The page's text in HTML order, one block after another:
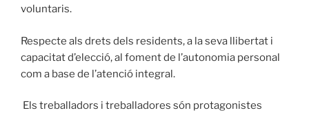
voluntaris.
Respecte als drets dels residents, a la seva llibertat i
capacitat d’elecció, al foment de l’autonomia personal
com a base de l’atenció integral.
Els treballadors i treballadores són protagonistes